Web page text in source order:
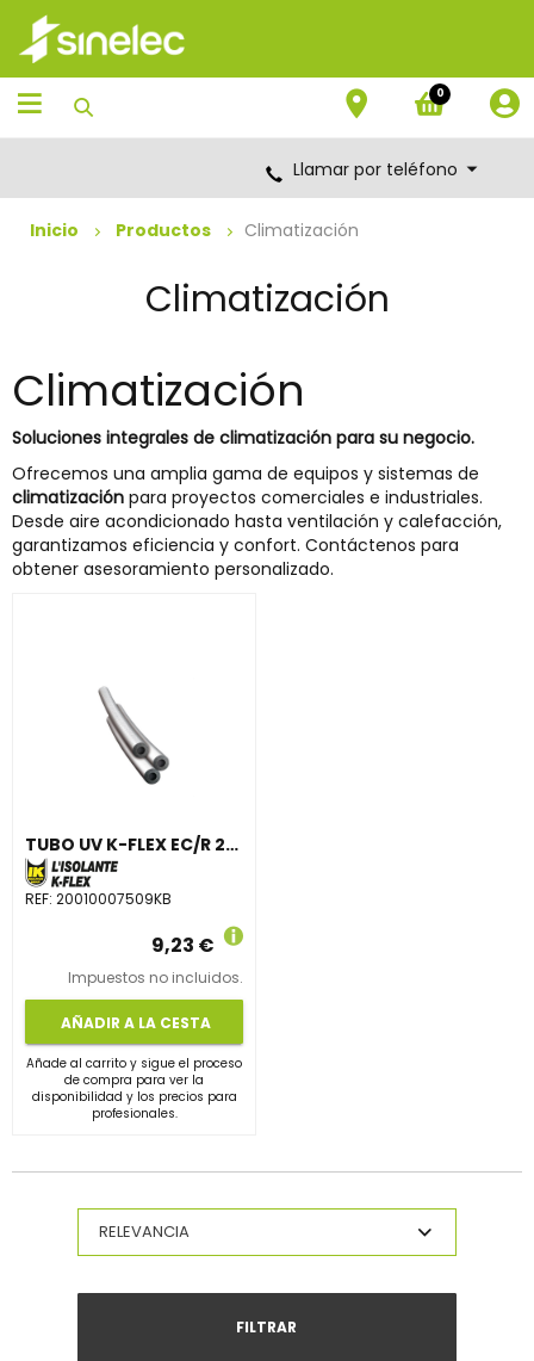
Saltar
contenido
Saltar
menú
de
navegación
0
Llamar por teléfono
Inicio Productos Climatización
Climatización
Climatización
Soluciones integrales de climatización para su negocio.
Ofrecemos una amplia gama de equipos y sistemas de
climatización para proyectos comerciales e industriales.
Desde aire acondicionado hasta ventilación y calefacción,
garantizamos eficiencia y confort. Contáctenos para
obtener asesoramiento personalizado.
TUBO UV K-FLEX EC/R 20x10 BLANCO
REF: 20010007509KB
9,23 €
Impuestos no incluidos.
AÑADIR A LA CESTA
Añade al carrito y sigue el proceso
de compra para ver la
disponibilidad y los precios para
profesionales.
FILTRAR